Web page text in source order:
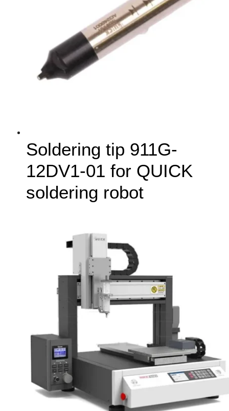
Soldering tip 911G-
12DV1-01 for QUICK
soldering robot